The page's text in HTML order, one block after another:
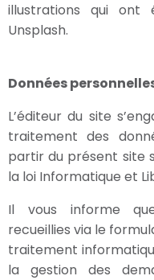
illustrations qui ont
Unsplash.
Données
L’éditeur du site
traitement des
partir du présent site
la loi Informatique et
Il vous informe
recueillies via le
traitement
la gestion des